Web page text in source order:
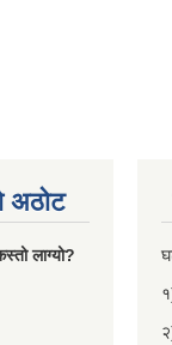
अठोट
लाग्यो?